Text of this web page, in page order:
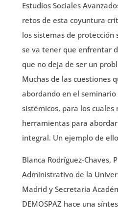
Estudios Sociales
retos de esta coyuntura
los sistemas de protección
se va tener que enfrentar
que no deja de ser un
Muchas de las cuestiones
abordando en el
sistémicos, para los cuales
herramientas para
integral. Un ejemplo de
Blanca Rodríguez-Chaves,
Administrativo de la
Madrid y Secretaria
DEMOSPAZ hace una